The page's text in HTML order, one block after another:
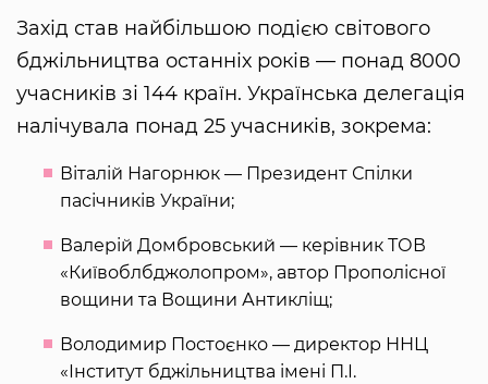
Захід став найбільшою подією світового
бджільництва останніх років — понад 8000
учасників зі 144 країн. Українська делегація
налічувала понад 25 учасників, зокрема:
Віталій Нагорнюк — Президент Спілки
пасічників України;
Валерій Домбровський — керівник ТОВ
«Київоблбджолопром», автор Прополісної
вощини та Вощини Антикліщ;
Володимир Постоєнко — директор ННЦ
«Інститут бджільництва імені П.І.